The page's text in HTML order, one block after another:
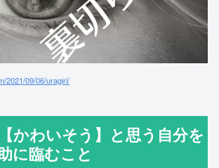
2021/09/06/uragiri/
かわいそう】と思う自分を
に臨むこと